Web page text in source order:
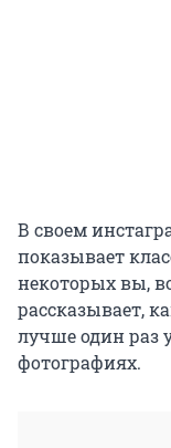
В своем
показывает
некоторых вы,
рассказывает,
лучше один раз
фотографиях.